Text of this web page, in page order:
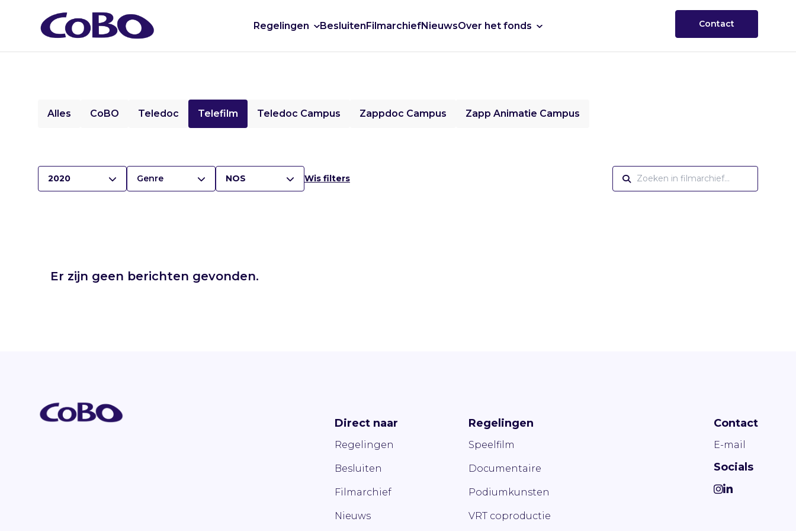
Regelingen BesluitenFilmarchiefNieuwsOver het fonds Contact
Alles CoBO Teledoc Telefilm Teledoc Campus Zappdoc Campus Zapp Animatie Campus
2020 Genre NOS Wis filters
Er zijn geen berichten gevonden.
Direct naar
Regelingen
Besluiten
Filmarchief
Nieuws
Regelingen
Speelfilm
Documentaire
Podiumkunsten
VRT coproductie
Contact
E-mail
Socials